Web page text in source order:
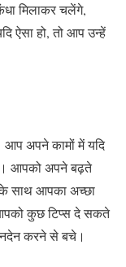
मिलाकर चलेंगे,
ऐसा हो, तो आप उन्हें
अपने कामों में यदि
आपको अपने बढ़ते
साथ आपका अच्छा
कुछ टिप्स दे सकते
करने से बचे।